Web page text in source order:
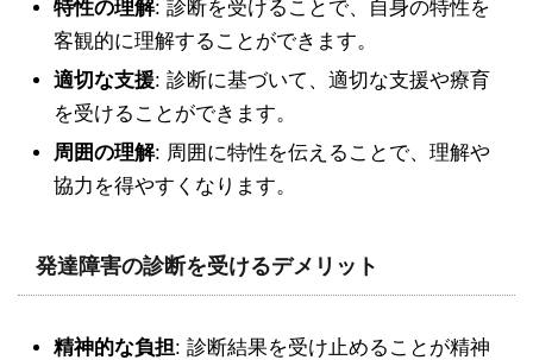
特性の理解: 診断を受けることで、自身の特性を
客観的に理解することができます。
適切な支援: 診断に基づいて、適切な支援や療育
を受けることができます。
周囲の理解: 周囲に特性を伝えることで、理解や
協力を得やすくなります。
発達障害の診断を受けるデメリット
精神的な負担: 診断結果を受け止めることが精神